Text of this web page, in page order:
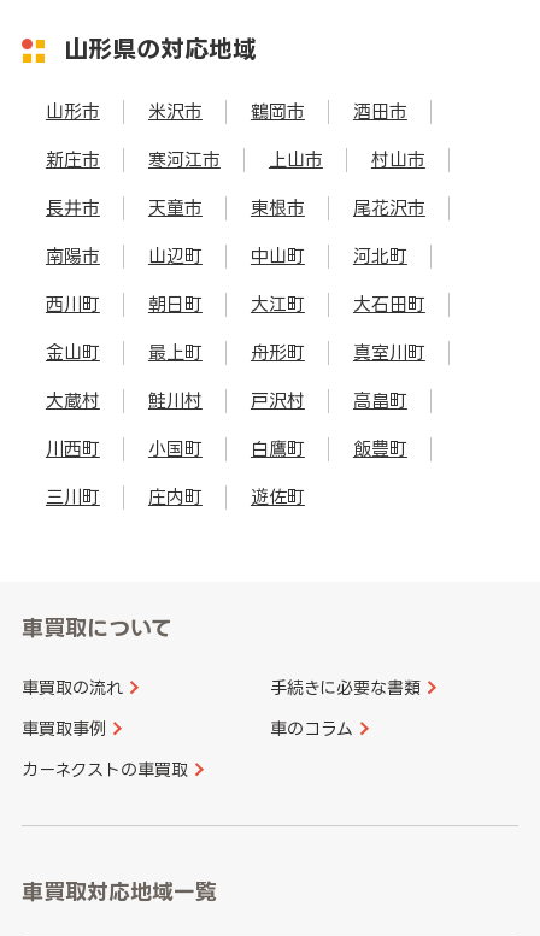
山形県の対応地域
山形市 米沢市 鶴岡市 酒田市
新庄市 寒河江市 上山市 村山市
長井市 天童市 東根市 尾花沢市
南陽市 山辺町 中山町 河北町
西川町 朝日町 大江町 大石田町
金山町 最上町 舟形町 真室川町
大蔵村 鮭川村 戸沢村 高畠町
川西町 小国町 白鷹町 飯豊町
三川町 庄内町 遊佐町
車買取について
車買取の流れ 手続きに必要な書類
車買取事例 車のコラム
カーネクストの車買取
車買取対応地域一覧